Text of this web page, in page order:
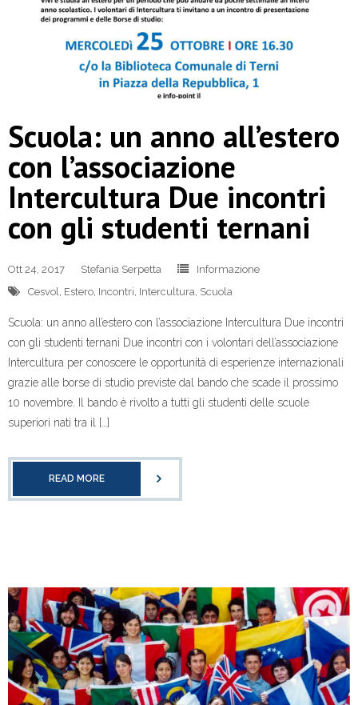
Scuola: un anno all’estero
con l’associazione
Intercultura Due incontri
con gli studenti ternani
Ott 24, 2017 Stefania Serpetta
Informazione
Cesvol, Estero, Incontri, Intercultura, Scuola
Scuola: un anno all’estero con l’associazione Intercultura Due incontri
con gli studenti ternani Due incontri con i volontari dell’associazione
Intercultura per conoscere le opportunità di esperienze internazionali
grazie alle borse di studio previste dal bando che scade il prossimo
10 novembre. Il bando è rivolto a tutti gli studenti delle scuole
superiori nati tra il […]
READ MORE